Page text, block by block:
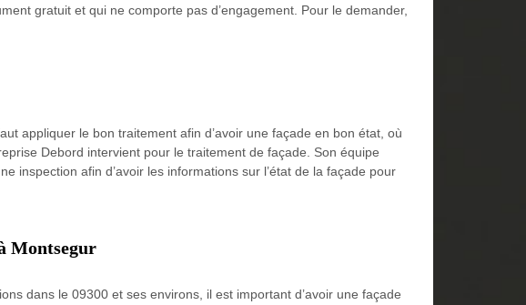
gratuit et qui ne comporte pas d’engagement. Pour le demander,
appliquer le bon traitement afin d’avoir une façade en bon état, où
Debord intervient pour le traitement de façade. Son équipe
inspection afin d’avoir les informations sur l’état de la façade pour
Montsegur
dans le 09300 et ses environs, il est important d’avoir une façade